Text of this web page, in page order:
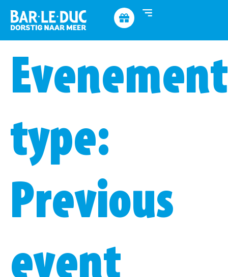
Evenement
type:
Previous
event